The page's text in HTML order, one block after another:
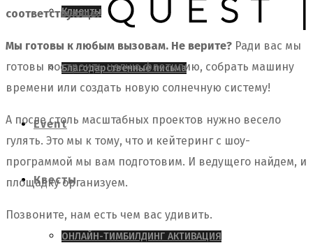
Клиенты
Благодарственные письма
Event
Квесты
ОНЛАЙН-ТИМБИЛДИНГ АКТИВАЦИЯ
соответствующе.
Мы готовы к любым вызовам. Не верите? Ради вас мы
готовы построить целую флотилию, собрать машину
времени или создать новую солнечную систему!
А после столь масштабных проектов нужно весело
гулять. Это мы к тому, что и кейтеринг с шоу-
программой мы вам подготовим. И ведущего найдем, и
площадку организуем.
Позвоните, нам есть чем вас удивить.